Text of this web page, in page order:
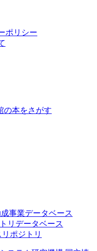
ポリシー
の本をさがす
事業データベース
リデータベース
ポジトリ